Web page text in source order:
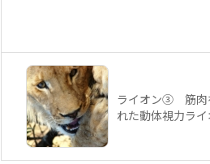
ライオン③ 筋肉
れた動体視力ラ